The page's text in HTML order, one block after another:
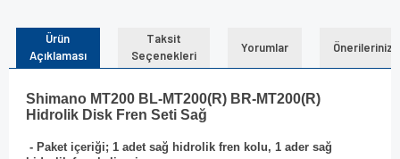
Ürün
Açıklaması
Taksit
Seçenekleri
Yorumlar Önerileriniz
Shimano MT200 BL-MT200(R) BR-MT200(R)
Hidrolik Disk Fren Seti Sağ
- Paket içeriği; 1 adet sağ hidrolik fren kolu, 1 ader sağ